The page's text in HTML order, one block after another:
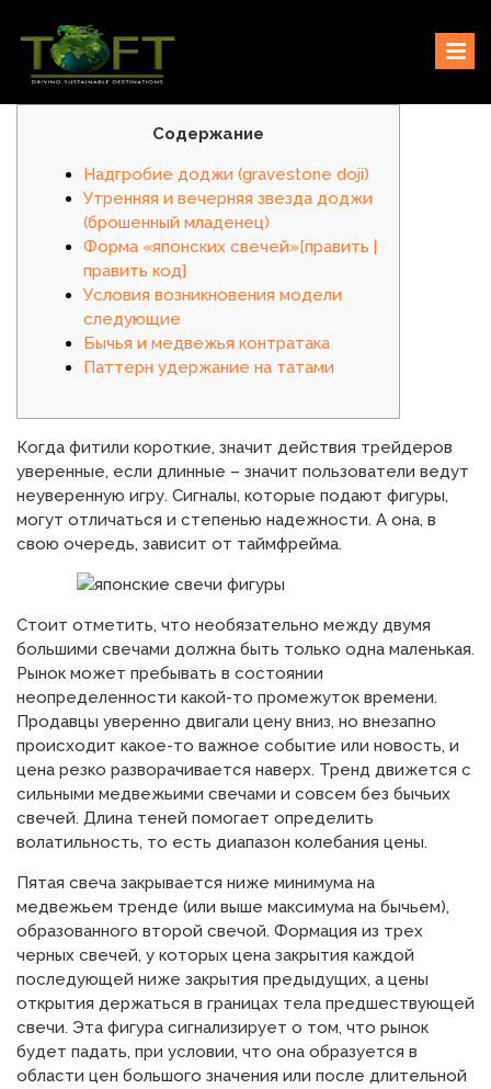
content
TOFTigers
Sustaining our world
Содержание
Надгробие доджи (gravestone doji)
Утренняя и вечерняя звезда доджи
(брошенный младенец)
Форма «японских свечей»[править |
править код]
Условия возникновения модели
следующие
Бычья и медвежья контратака
Паттерн удержание на татами
Когда фитили короткие, значит действия трейдеров
уверенные, если длинные – значит пользователи ведут
неуверенную игру. Сигналы, которые подают фигуры,
могут отличаться и степенью надежности. А она, в
свою очередь, зависит от таймфрейма.
Стоит отметить, что необязательно между двумя
большими свечами должна быть только одна маленькая.
Рынок может пребывать в состоянии
неопределенности какой-то промежуток времени.
Продавцы уверенно двигали цену вниз, но внезапно
происходит какое-то важное событие или новость, и
цена резко разворачивается наверх. Тренд движется с
сильными медвежьими свечами и совсем без бычьих
свечей. Длина теней помогает определить
волатильность, то есть диапазон колебания цены.
Пятая свеча закрывается ниже минимума на
медвежьем тренде (или выше максимума на бычьем),
образованного второй свечой. Формация из трех
черных свечей, у которых цена закрытия каждой
последующей ниже закрытия предыдущих, а цены
открытия держаться в границах тела предшествующей
свечи. Эта фигура сигнализирует о том, что рынок
будет падать, при условии, что она образуется в
области цен большого значения или после длительной